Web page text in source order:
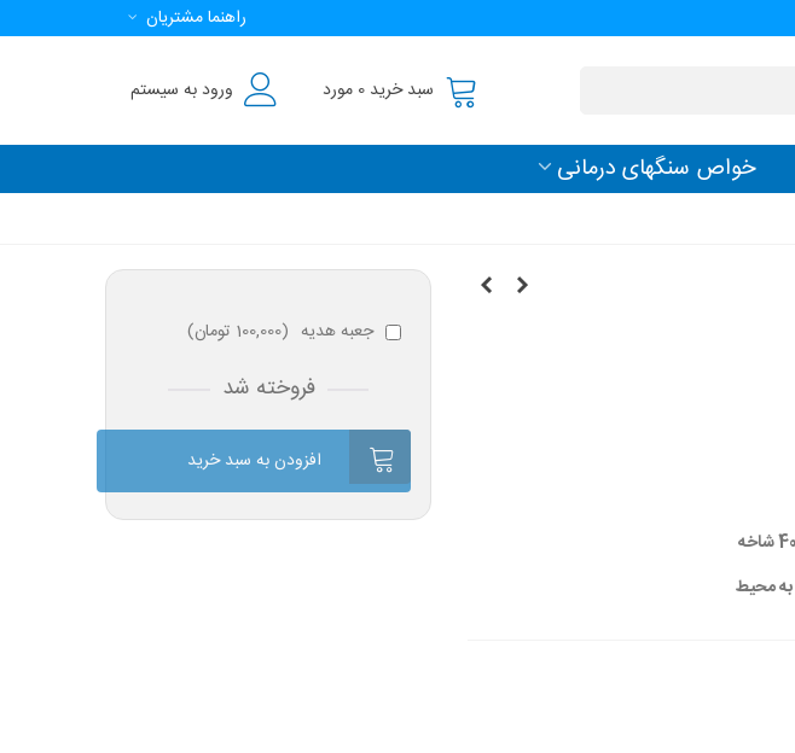
راهنما مشتریان
سبد خرید 0 مورد ورود به سیستم
خواص سنگهای درمانی
جعبه هدیه (100,000 تومان )
فروخته شد
افزودن به سبد خرید